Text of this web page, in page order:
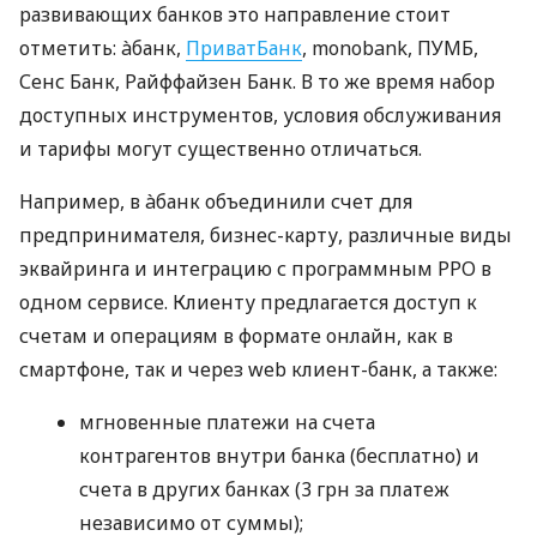
развивающих банков это направление стоит
отметить: àбанк, ПриватБанк, monobank, ПУМБ,
Сенс Банк, Райффайзен Банк. В то же время набор
доступных инструментов, условия обслуживания
и тарифы могут существенно отличаться.
Например, в àбанк объединили счет для
предпринимателя, бизнес-карту, различные виды
эквайринга и интеграцию с программным РРО в
одном сервисе. Клиенту предлагается доступ к
счетам и операциям в формате онлайн, как в
смартфоне, так и через web клиент-банк, а также:
мгновенные платежи на счета
контрагентов внутри банка (бесплатно) и
счета в других банках (3 грн за платеж
независимо от суммы);